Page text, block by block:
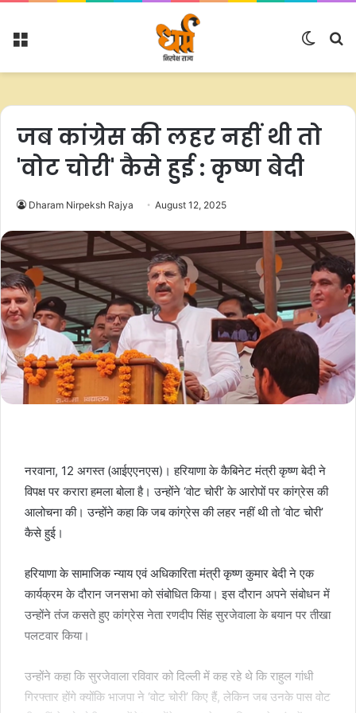
Menu
Switch
जब कांग्रेस की लहर नहीं थी तो
'वोट चोरी' कैसे हुई : कृष्ण बेदी
Dharam Nirpeksh Rajya August 12, 2025
नरवाना, 12 अगस्‍त (आईएएनएस)। हरियाणा के कैबिनेट मंत्री कृष्ण बेदी ने
विपक्ष पर करारा हमला बोला है। उन्‍होंने ‘वोट चोरी’ के आरोपों पर कांग्रेस की
आलोचना की। उन्‍होंने कहा कि जब कांग्रेस की लहर नहीं थी तो ‘वोट चोरी’
कैसे हुई।
हरियाणा के सामाजिक न्याय एवं अधिकारिता मंत्री कृष्ण कुमार बेदी ने एक
कार्यक्रम के दौरान जनसभा को संबोधित किया। इस दौरान अपने संबोधन में
उन्‍होंने तंज कसते हुए कांग्रेस नेता रणदीप सिंह सुरजेवाला के बयान पर तीखा
पलटवार किया।
उन्होंने कहा कि सुरजेवाला रविवार को दिल्ली में कह रहे थे कि राहुल गांधी
गिरफ्तार होंगे क्योंकि भाजपा ने ‘वोट चोरी’ किए हैं, लेकिन जब उनके पास वोट